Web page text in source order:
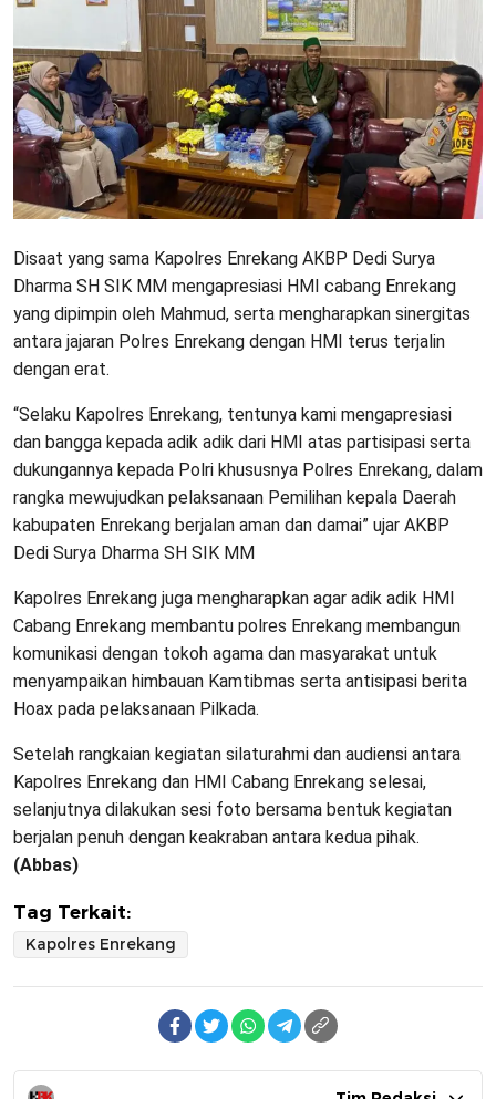
Disaat yang sama Kapolres Enrekang AKBP Dedi Surya
Dharma SH SIK MM mengapresiasi HMI cabang Enrekang
yang dipimpin oleh Mahmud, serta mengharapkan sinergitas
antara jajaran Polres Enrekang dengan HMI terus terjalin
dengan erat.
“Selaku Kapolres Enrekang, tentunya kami mengapresiasi
dan bangga kepada adik adik dari HMI atas partisipasi serta
dukungannya kepada Polri khususnya Polres Enrekang, dalam
rangka mewujudkan pelaksanaan Pemilihan kepala Daerah
kabupaten Enrekang berjalan aman dan damai” ujar AKBP
Dedi Surya Dharma SH SIK MM
Kapolres Enrekang juga mengharapkan agar adik adik HMI
Cabang Enrekang membantu polres Enrekang membangun
komunikasi dengan tokoh agama dan masyarakat untuk
menyampaikan himbauan Kamtibmas serta antisipasi berita
Hoax pada pelaksanaan Pilkada.
Setelah rangkaian kegiatan silaturahmi dan audiensi antara
Kapolres Enrekang dan HMI Cabang Enrekang selesai,
selanjutnya dilakukan sesi foto bersama bentuk kegiatan
berjalan penuh dengan keakraban antara kedua pihak.
(Abbas)
Tag Terkait:
Kapolres Enrekang